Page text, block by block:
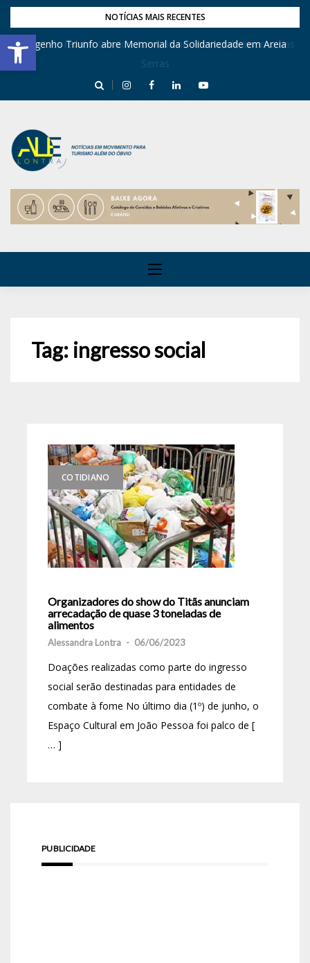
Barra de Ferramentas Aberta
NOTÍCIAS MAIS RECENTES
Dona Inês recebe Geraldo Azevedo no Festival de Inverno das
Serras
Engenho Triunfo abre Memorial da Solidariedade em Areia
Tag: ingresso social
COTIDIANO
Organizadores do show do Titãs anunciam
arrecadação de quase 3 toneladas de
alimentos
Alessandra Lontra - 06/06/2023
Doações realizadas como parte do ingresso
social serão destinadas para entidades de
combate à fome No último dia (1º) de junho, o
Espaço Cultural em João Pessoa foi palco de [
… ]
PUBLICIDADE